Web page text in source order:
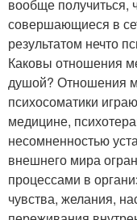
вообще получиться,
совершающиеся в
результатом нечто
Каковы отношения
душой? Отношения
психосоматики
медицине,
несомненностью
внешнего мира
процессами в
чувства, желания,